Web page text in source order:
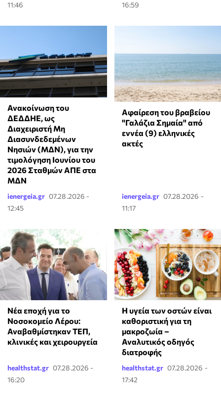
11:46
16:59
Ανακοίνωση του
ΔΕΔΔΗΕ, ως
Διαχειριστή Μη
Διασυνδεδεμένων
Νησιών (ΜΔΝ), για την
τιμολόγηση Ιουνίου του
2026 Σταθμών ΑΠΕ στα
ΜΔΝ
ienergeia.gr 07.28.2026 -
12:45
Αφαίρεση του βραβείου
"Γαλάζια Σημαία" από
εννέα (9) ελληνικές
ακτές
ienergeia.gr 07.28.2026 -
11:17
Νέα εποχή για το
Νοσοκομείο Λέρου:
Αναβαθμίστηκαν ΤΕΠ,
κλινικές και χειρουργεία
healthstat.gr 07.28.2026 -
16:20
Η υγεία των οστών είναι
καθοριστική για τη
μακροζωία –
Αναλυτικός οδηγός
διατροφής
healthstat.gr 07.28.2026 -
17:42